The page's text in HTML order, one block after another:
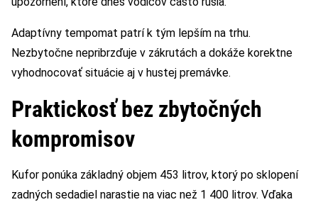
Adaptívny tempomat patrí k tým lepším na trhu.
Nezbytočne nepribrzďuje v zákrutách a dokáže korektne
vyhodnocovať situácie aj v hustej premávke.
Praktickosť bez zbytočných
kompromisov
Kufor ponúka základný objem 453 litrov, ktorý po sklopení
zadných sedadiel narastie na viac než 1 400 litrov. Vďaka